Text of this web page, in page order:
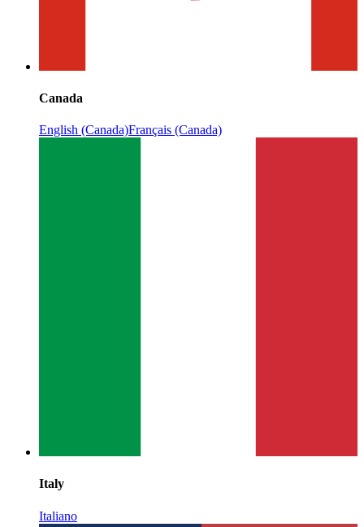
Canada
English (Canada)Français (Canada)
Italy
Italiano